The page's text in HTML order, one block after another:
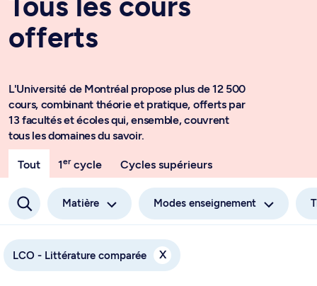
offerts
L'Université de Montréal propose plus de 12 500
cours, combinant théorie et pratique, offerts par
13 facultés et écoles qui, ensemble, couvrent
tous les domaines du savoir.
Tout 1ercycle Cycles supérieurs
Matière Modes enseignement
LCO - Littérature comparée X